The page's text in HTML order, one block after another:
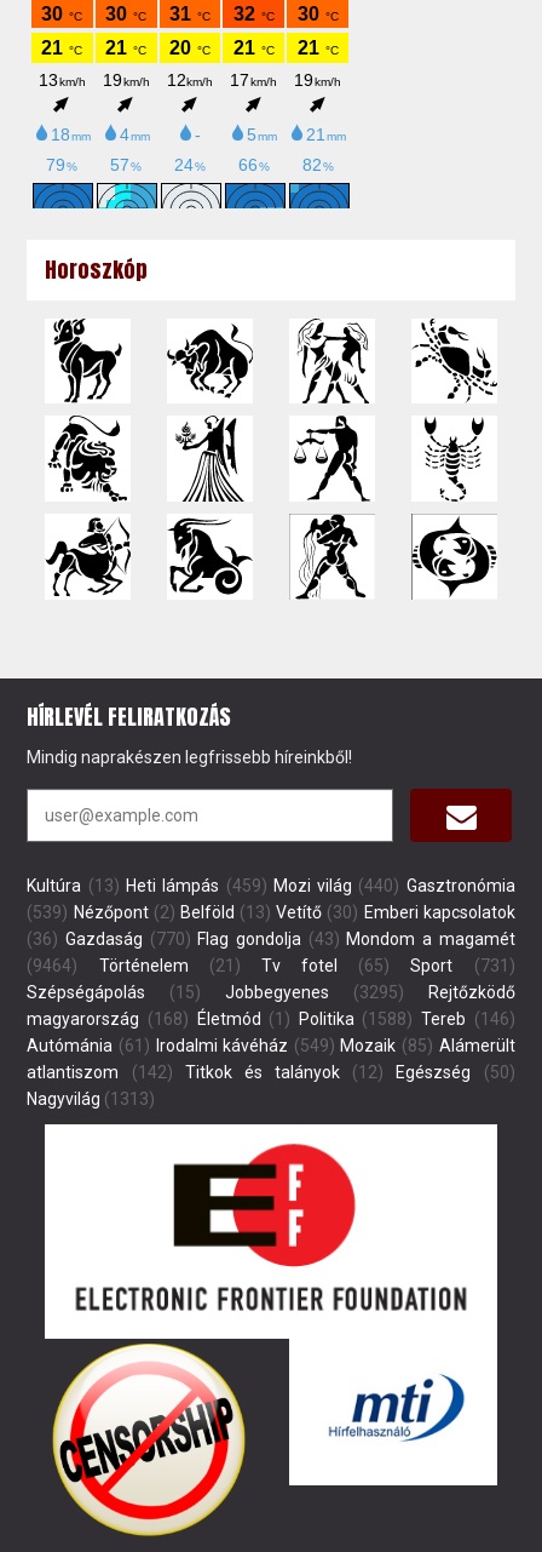
Horoszkóp
HÍRLEVÉL FELIRATKOZÁS
Mindig naprakészen legfrissebb híreinkből!
Kultúra (13) Heti lámpás (459) Mozi világ (440) Gasztronómia
(539) Nézőpont(2) Belföld (13) Vetítő (30) Emberi kapcsolatok
(36) Gazdaság (770) Flag gondolja (43) Mondom a magamét
(9464)
Történelem (21) Tv fotel (65) Sport (731)
Szépségápolás (15) Jobbegyenes (3295)
Rejtőzködő
magyarország (168) Életmód (1) Politika (1588) Tereb (146)
Autómánia (61) Irodalmi kávéház (549) Mozaik (85) Alámerült
atlantiszom (142) Titkok és talányok (12) Egészség (50)
Nagyvilág (1313)